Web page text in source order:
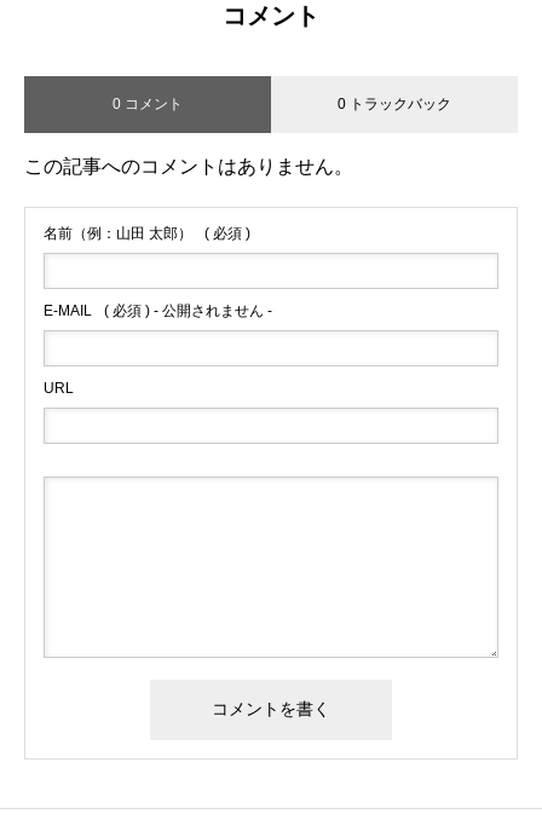
コメント
0 コメント 0 トラックバック
この記事へのコメントはありません。
名前（例：山田 太郎） ( 必須 )
E-MAIL ( 必須 ) - 公開されません -
URL